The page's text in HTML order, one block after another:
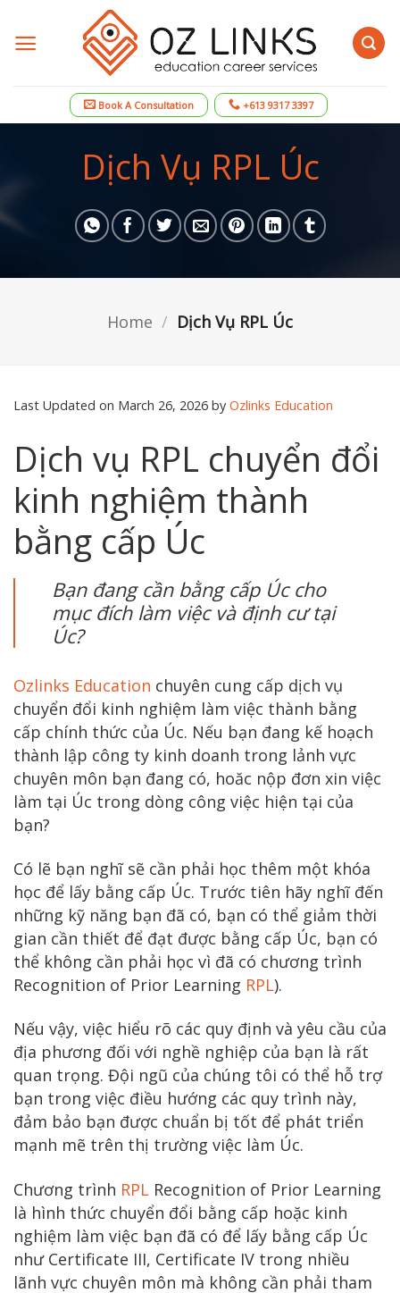
to
content
Book A Consultation +613 9317 3397
Dịch Vụ RPL Úc
Home / Dịch Vụ RPL Úc
Last Updated on March 26, 2026 by Ozlinks Education
Dịch vụ RPL chuyển đổi
kinh nghiệm thành
bằng cấp Úc
Bạn đang cần bằng cấp Úc cho
mục đích làm việc và định cư tại
Úc?
Ozlinks Education chuyên cung cấp dịch vụ
chuyển đổi kinh nghiệm làm việc thành bằng
cấp chính thức của Úc. Nếu bạn đang kế hoạch
thành lập công ty kinh doanh trong lảnh vực
chuyên môn bạn đang có, hoăc nộp đơn xin việc
làm tại Úc trong dòng công việc hiện tại của
bạn?
Có lẽ bạn nghĩ sẽ cần phải học thêm một khóa
học để lấy bằng cấp Úc. Trước tiên hãy nghĩ đến
những kỹ năng bạn đã có, bạn có thể giảm thời
gian cần thiết để đạt được bằng cấp Úc, bạn có
thể không cần phải học vì đã có chương trình
Recognition of Prior Learning RPL).
Nếu vậy, việc hiểu rõ các quy định và yêu cầu của
địa phương đối với nghề nghiệp của bạn là rất
quan trọng. Đội ngũ của chúng tôi có thể hỗ trợ
bạn trong việc điều hướng các quy trình này,
đảm bảo bạn được chuẩn bị tốt để phát triển
mạnh mẽ trên thị trường việc làm Úc.
Chương trình RPL Recognition of Prior Learning
là hình thức chuyển đổi bằng cấp hoặc kinh
nghiệm làm việc bạn đã có để lấy bằng cấp Úc
như Certificate III, Certificate IV trong nhiều
lãnh vực chuyên môn mà không cần phải tham